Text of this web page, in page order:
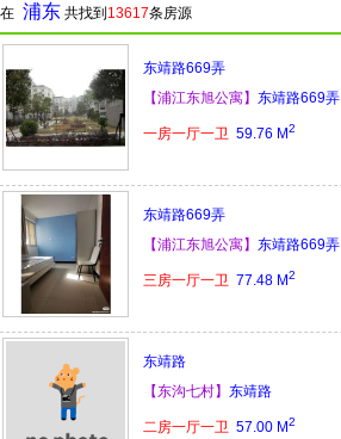
在 浦东 共找到 13617条房源
东靖路669弄
【浦江东旭公寓】 东靖路669弄
一房一厅一卫 59.76 M2
东靖路669弄
【浦江东旭公寓】 东靖路669弄
三房一厅一卫 77.48 M2
东靖路
【东沟七村】 东靖路
二房一厅一卫 57.00 M2